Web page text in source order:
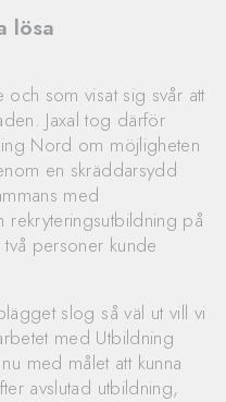
lösa
som visat sig svår att
Jaxal tog därför
Nord om möjligheten
en skräddarsydd
med
på
personer kunde
slog så väl ut vill vi
med Utbildning
med målet att kunna
avslutad utbildning,